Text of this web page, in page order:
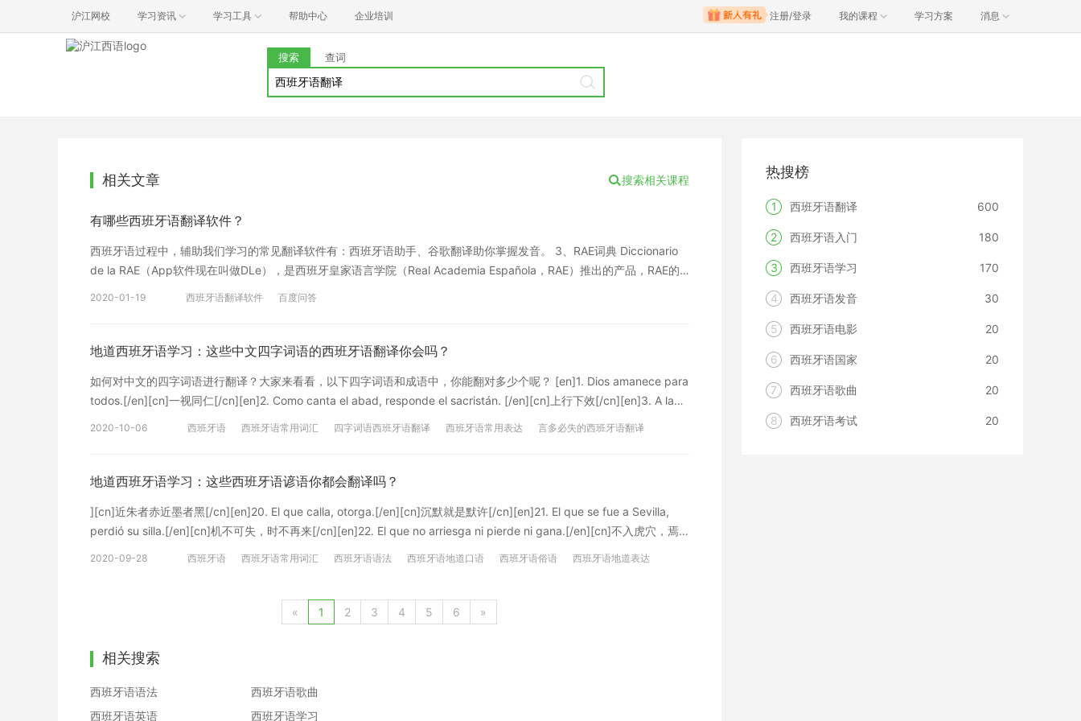
沪江网校 学习资讯 学习工具 帮助中心 企业培训 注册/登录 我的课程 学习方案 消息
搜索 查词
相关文章 搜索相关课程
有哪些西班牙语翻译软件？
西班牙语过程中，辅助我们学习的常见翻译软件有：西班牙语助手、谷歌翻译助你掌握发音。 3、RAE词典 Diccionario
de la RAE（App软件现在叫做DLe），是西班牙皇家语言学院（Real Academia Española，RAE）推出的产品，RAE的
英西互查的app。界面更简约美观！搜索栏可以直接输入西语或者英文。
2020-01-19 西班牙语翻译软件 百度问答
地道西班牙语学习：这些中文四字词语的西班牙语翻译你会吗？
如何对中文的四字词语进行翻译？大家来看看，以下四字词语和成语中，你能翻对多少个呢？ [en]1. Dios amanece para
todos.[/en][cn]一视同仁[/cn][en]2. Como canta el abad, responde el sacristán. [/en][cn]上行下效[/cn][en]3. A la
2020-10-06 西班牙语 西班牙语常用词汇 四字词语西班牙语翻译 西班牙语常用表达
言多必失的西班牙语翻译
地道西班牙语学习：这些西班牙语谚语你都会翻译吗？
][cn]近朱者赤近墨者黑[/cn][en]20. El que calla, otorga.[/en][cn]沉默就是默许[/cn][en]21. El que se fue a Sevilla,
perdió su silla.[/en][cn]机不可失，时不再来[/cn][en]22. El que no arriesga ni pierde ni gana.[/en][cn]不入虎穴，焉
2020-09-28 西班牙语 西班牙语常用词汇 西班牙语语法 西班牙语地道口语 西班牙语俗语
西班牙语地道表达
« 1 2 3 4 5 6 »
相关搜索
西班牙语语法
西班牙语歌曲
西班牙语英语
西班牙语学习
热搜榜
1 西班牙语翻译 600
2 西班牙语入门 180
3 西班牙语学习 170
4 西班牙语发音 30
5 西班牙语电影 20
6 西班牙语国家 20
7 西班牙语歌曲 20
8 西班牙语考试 20